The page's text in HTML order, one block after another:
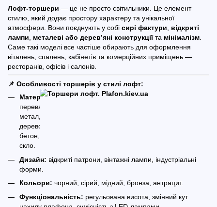
Лофт-торшери — це не просто світильники. Це елемент
стилю, який додає простору характеру та унікальної
атмосфери. Вони поєднують у собі сирі фактури, відкриті
лампи, металеві або дерев’яні конструкціїта мінімалізм.
Саме такі моделі все частіше обирають для оформлення
віталень, спалень, кабінетів та комерційних приміщень —
ресторанів, офісів і салонів.
📌 Особливості торшерів у стилі лофт:
Матеріали:
переважають
метал,
дерево,
бетон,
скло.
Дизайн: відкриті патрони, вінтажні лампи, індустріальні
форми.
Кольори: чорний, сірий, мідний, бронза, антрацит.
Функціональність: регульована висота, змінний кут